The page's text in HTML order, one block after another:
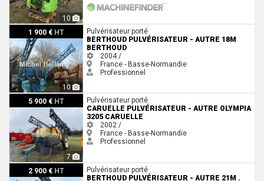
10
1 900 € HT
10
Berthoud Pulvérisateur - autre 18m Berthoud
Pulvérisateur porté
BERTHOUD PULVÉRISATEUR - AUTRE 18M
BERTHOUD
2004 /
France - Basse-Normandie
Professionnel
5 900 € HT
7
Caruelle Pulvérisateur - autre OLYMPIA 3205 Caruelle
Pulvérisateur porté
CARUELLE PULVÉRISATEUR - AUTRE OLYMPIA
3205 CARUELLE
2002 /
France - Basse-Normandie
Professionnel
2 900 € HT
Berthoud Pulvérisateur - autre 21M . Berthoud
Pulvérisateur porté
BERTHOUD PULVÉRISATEUR - AUTRE 21M .